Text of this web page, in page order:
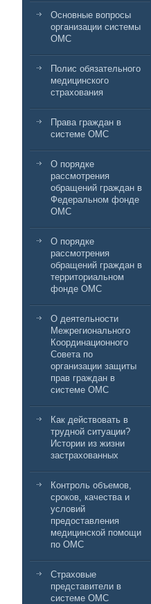
Основные вопросы
организации системы
ОМС
Полис обязательного
медицинского
страхования
Права граждан в
системе ОМС
О порядке
рассмотрения
обращений граждан в
Федеральном фонде
ОМС
О порядке
рассмотрения
обращений граждан в
территориальном
фонде ОМС
О деятельности
Межрегионального
Координационного
Совета по
организации защиты
прав граждан в
системе ОМС
Как действовать в
трудной ситуации?
Истории из жизни
застрахованных
Контроль объемов,
сроков, качества и
условий
предоставления
медицинской помощи
по ОМС
Страховые
представители в
системе ОМС